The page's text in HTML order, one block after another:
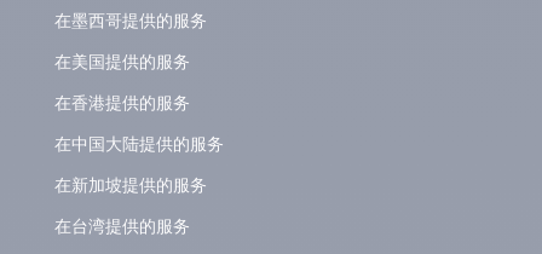
在墨西哥提供的服务
在美国提供的服务
在香港提供的服务
在中国大陆提供的服务
在新加坡提供的服务
在台湾提供的服务